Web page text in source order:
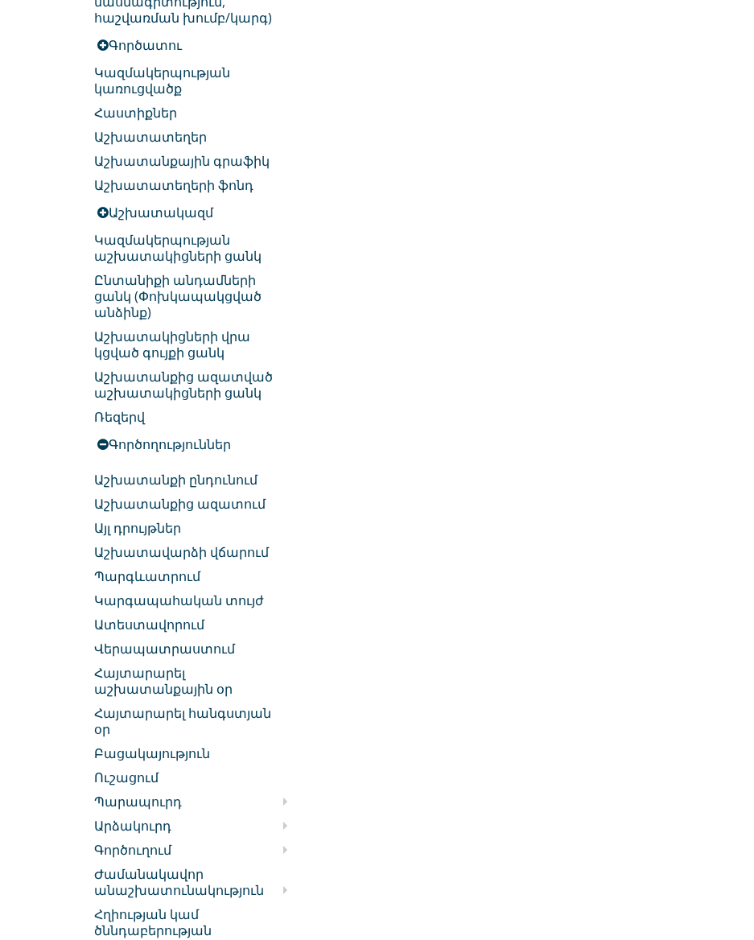
հաշվառման խումբ/կարգ)
Գործատու
Կազմակերպության
կառուցվածք
Հաստիքներ
Աշխատատեղեր
Աշխատանքային գրաֆիկ
Աշխատատեղերի ֆոնդ
Աշխատակազմ
Կազմակերպության
աշխատակիցների ցանկ
Ընտանիքի անդամների
ցանկ (Փոխկապակցված
անձինք)
Աշխատակիցների վրա
կցված գույքի ցանկ
Աշխատանքից ազատված
աշխատակիցների ցանկ
Ռեզերվ
Գործողություններ
Աշխատանքի ընդունում
Աշխատանքից ազատում
Այլ դրույթներ
Աշխատավարձի վճարում
Պարգևատրում
Կարգապահական տույժ
Ատեստավորում
Վերապատրաստում
Հայտարարել
աշխատանքային օր
Հայտարարել հանգստյան
օր
Բացակայություն
Ուշացում
Պարապուրդ
Արձակուրդ
Գործուղում
Ժամանակավոր
անաշխատունակություն
Հղիության կամ
ծննդաբերության